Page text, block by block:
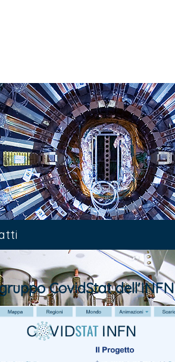
CovidStat dell'INFN